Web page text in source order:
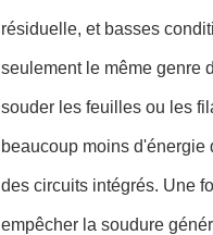
résiduelle, et basses
seulement le même genre
souder les feuilles ou les
beaucoup moins d'énergie
des circuits intégrés. Une
empêcher la soudure